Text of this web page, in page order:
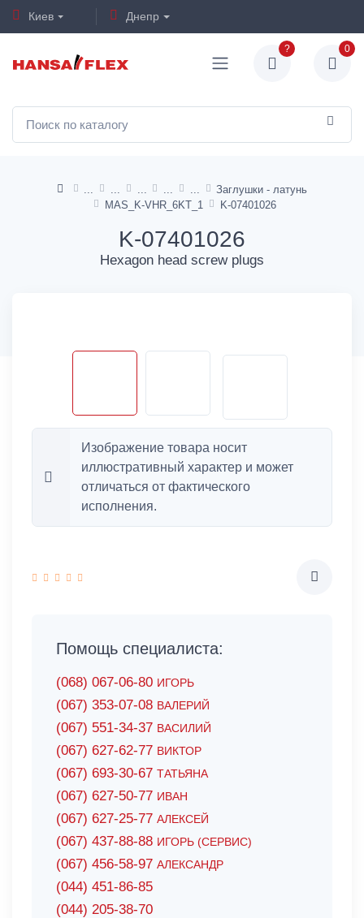
Киев Днепр
? 0
Заглушки - латунь
MAS_K-VHR_6KT_1
K-07401026
K-07401026
Hexagon head screw plugs
Изображение товара носит
иллюстративный характер и может
отличаться от фактического
исполнения.
Помощь специалиста:
(068) 067-06-80 ИГОРЬ
(067) 353-07-08 ВАЛЕРИЙ
(067) 551-34-37 ВАСИЛИЙ
(067) 627-62-77 ВИКТОР
(067) 693-30-67 ТАТЬЯНА
(067) 627-50-77 ИВАН
(067) 627-25-77 АЛЕКСЕЙ
(067) 437-88-88 ИГОРЬ (СЕРВИС)
(067) 456-58-97 АЛЕКСАНДР
(044) 451-86-85
(044) 205-38-70